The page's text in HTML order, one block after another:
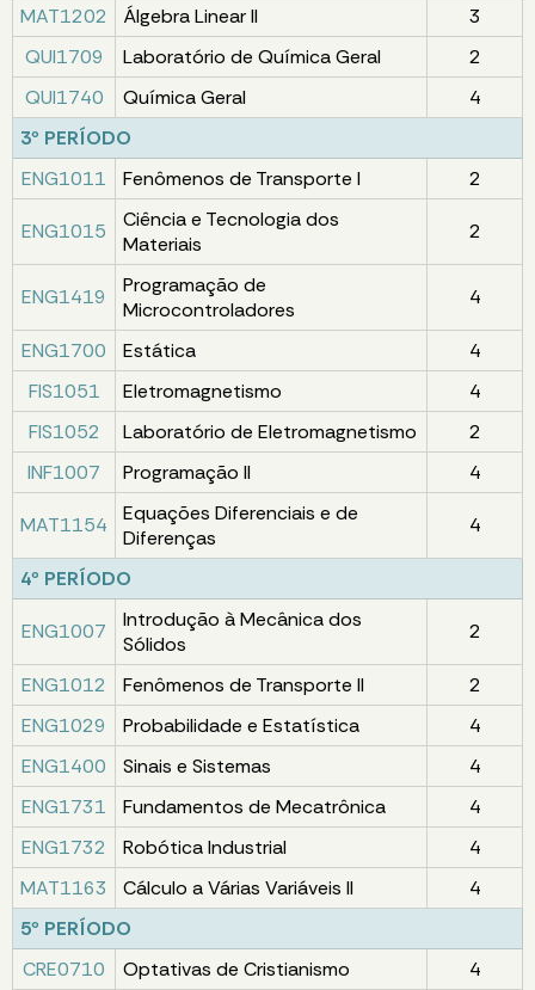
MAT1202
Álgebra Linear II
3
QUI1709
Laboratório de Química Geral
2
QUI1740
Química Geral
4
3º PERÍODO
ENG1011
Fenômenos de Transporte I 2
ENG1015
Ciência e Tecnologia dos
Materiais
2
ENG1419
Programação de
Microcontroladores
4
ENG1700 Estática
4
FIS1051
Eletromagnetismo
4
FIS1052
Laboratório de Eletromagnetismo
2
INF1007
Programação II 4
MAT1154
Equações Diferenciais e de
Diferenças
4
4º PERÍODO
ENG1007
Introdução à Mecânica dos
Sólidos
2
ENG1012 Fenômenos de Transporte II
2
ENG1029
Probabilidade e Estatística
4
ENG1400
Sinais e Sistemas
4
ENG1731
Fundamentos de Mecatrônica
4
ENG1732
Robótica Industrial
4
MAT1163
Cálculo a Várias Variáveis II
4
5º PERÍODO
CRE0710
Optativas de Cristianismo
4